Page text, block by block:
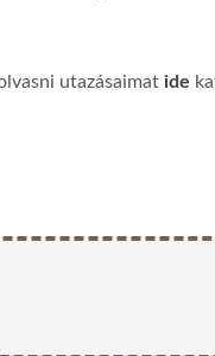
utazásaimat ide